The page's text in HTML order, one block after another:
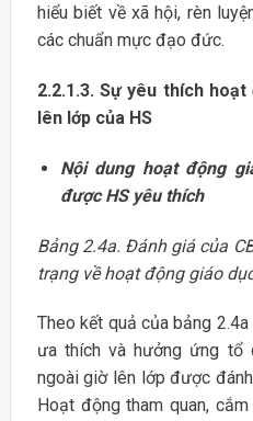
hiểu biết về xã hội, rèn
các chuẩn mực đạo đức.
2.2.1.3. Sự yêu thích
lên lớp của HS
Nội dung hoạt động
được HS yêu thích
Bảng 2.4a. Đánh giá của
trạng về hoạt động giáo
Theo kết quả của bảng
ưa thích và hưởng ứng tổ
ngoài giờ lên lớp được
Hoạt động tham quan,